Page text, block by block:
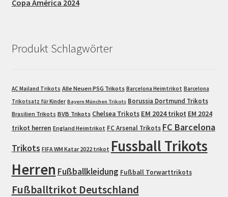
Copa América 2024
Produkt Schlagwörter
AC Mailand Trikots Alle Neuen PSG Trikots Barcelona Heimtrikot Barcelona
Trikotsatz für Kinder Bayern München Trikots Borussia Dortmund Trikots
Brasilien Trikots BVB Trikots Chelsea Trikots EM 2024 trikot EM 2024
trikot herren England Heimtrikot FC Arsenal Trikots FC Barcelona
Trikots FIFA WM Katar 2022 trikot Fussball Trikots
Herren Fußballkleidung Fußball Torwarttrikots
Fußballtrikot Deutschland